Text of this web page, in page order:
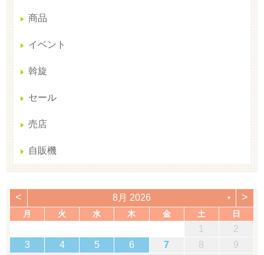
商品
イベント
斡旋
セール
売店
自販機
< 8月 2026 ▼ >
月 火 水 木 金 土 日
1
2
3
4 5 6 7 8
9